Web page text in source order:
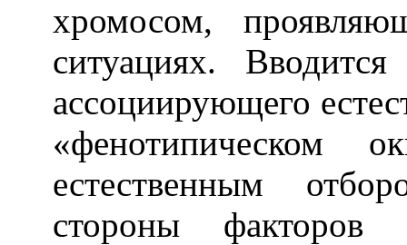
хромосом,
ситуациях.
ассоциирующего
«фенотипическом
естественным
стороны факторов